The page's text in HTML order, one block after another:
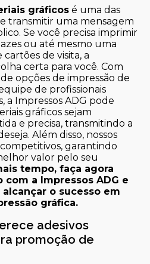
gráficos é uma das
transmitir uma mensagem
Se você precisa imprimir
ou até mesmo uma
de visita, a
certa para você. Com
opções de impressão de
de profissionais
a Impressos ADG pode
gráficos sejam
e precisa, transmitindo a
Além disso, nossos
garantindo
valor pelo seu
tempo, faça agora
a Impressos ADG e
o sucesso em
gráfica.
adesivos
promoção de